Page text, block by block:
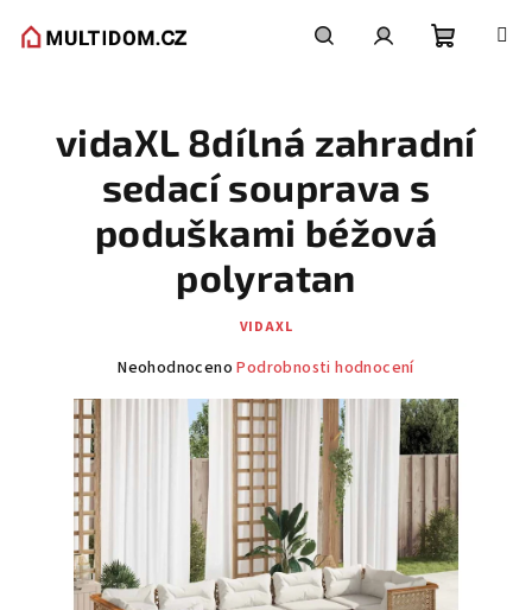
košík
vidaXL 8dílná zahradní
sedací souprava s
poduškami béžová
polyratan
VIDAXL
Průměrné
hvězdiček.
Neohodnoceno Podrobnosti hodnocení